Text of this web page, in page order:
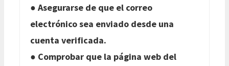
● Asegurarse de que el correo
electrónico sea enviado desde una
cuenta verificada.
● Comprobar que la página web del